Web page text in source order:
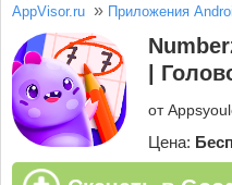
AppVisor.ru » Приложения
|
от
Цена: